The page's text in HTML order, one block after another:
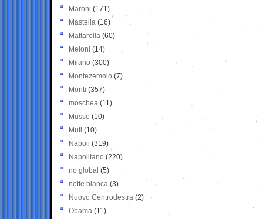
Maroni (171)
Mastella (16)
Mattarella (60)
Meloni (14)
Milano (300)
Montezemolo (7)
Monti (357)
moschea (11)
Musso (10)
Muti (10)
Napoli (319)
Napolitano (220)
no global (5)
notte bianca (3)
Nuovo Centrodestra (2)
Obama (11)